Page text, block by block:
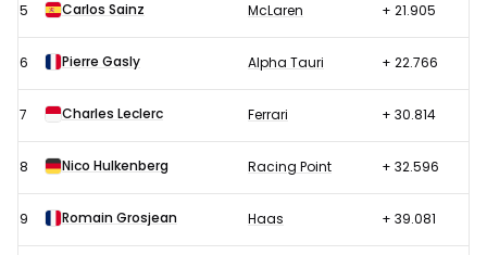
5 Carlos Sainz McLaren + 21.905
6 Pierre Gasly Alpha Tauri + 22.766
7 Charles Leclerc Ferrari + 30.814
8 Nico Hulkenberg Racing Point + 32.596
9 Romain Grosjean Haas + 39.081